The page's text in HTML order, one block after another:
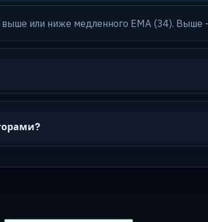
выше или ниже медленного EMA (34).